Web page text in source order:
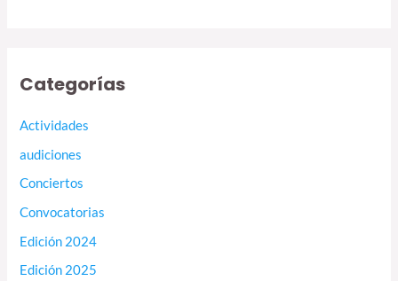
Categorías
Actividades
audiciones
Conciertos
Convocatorias
Edición 2024
Edición 2025